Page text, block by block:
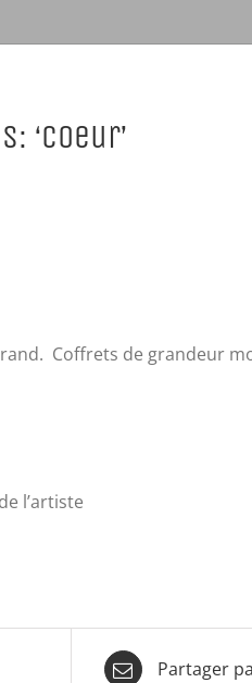
‘Coeur’
Coffrets de grandeur
l’artiste
Partager